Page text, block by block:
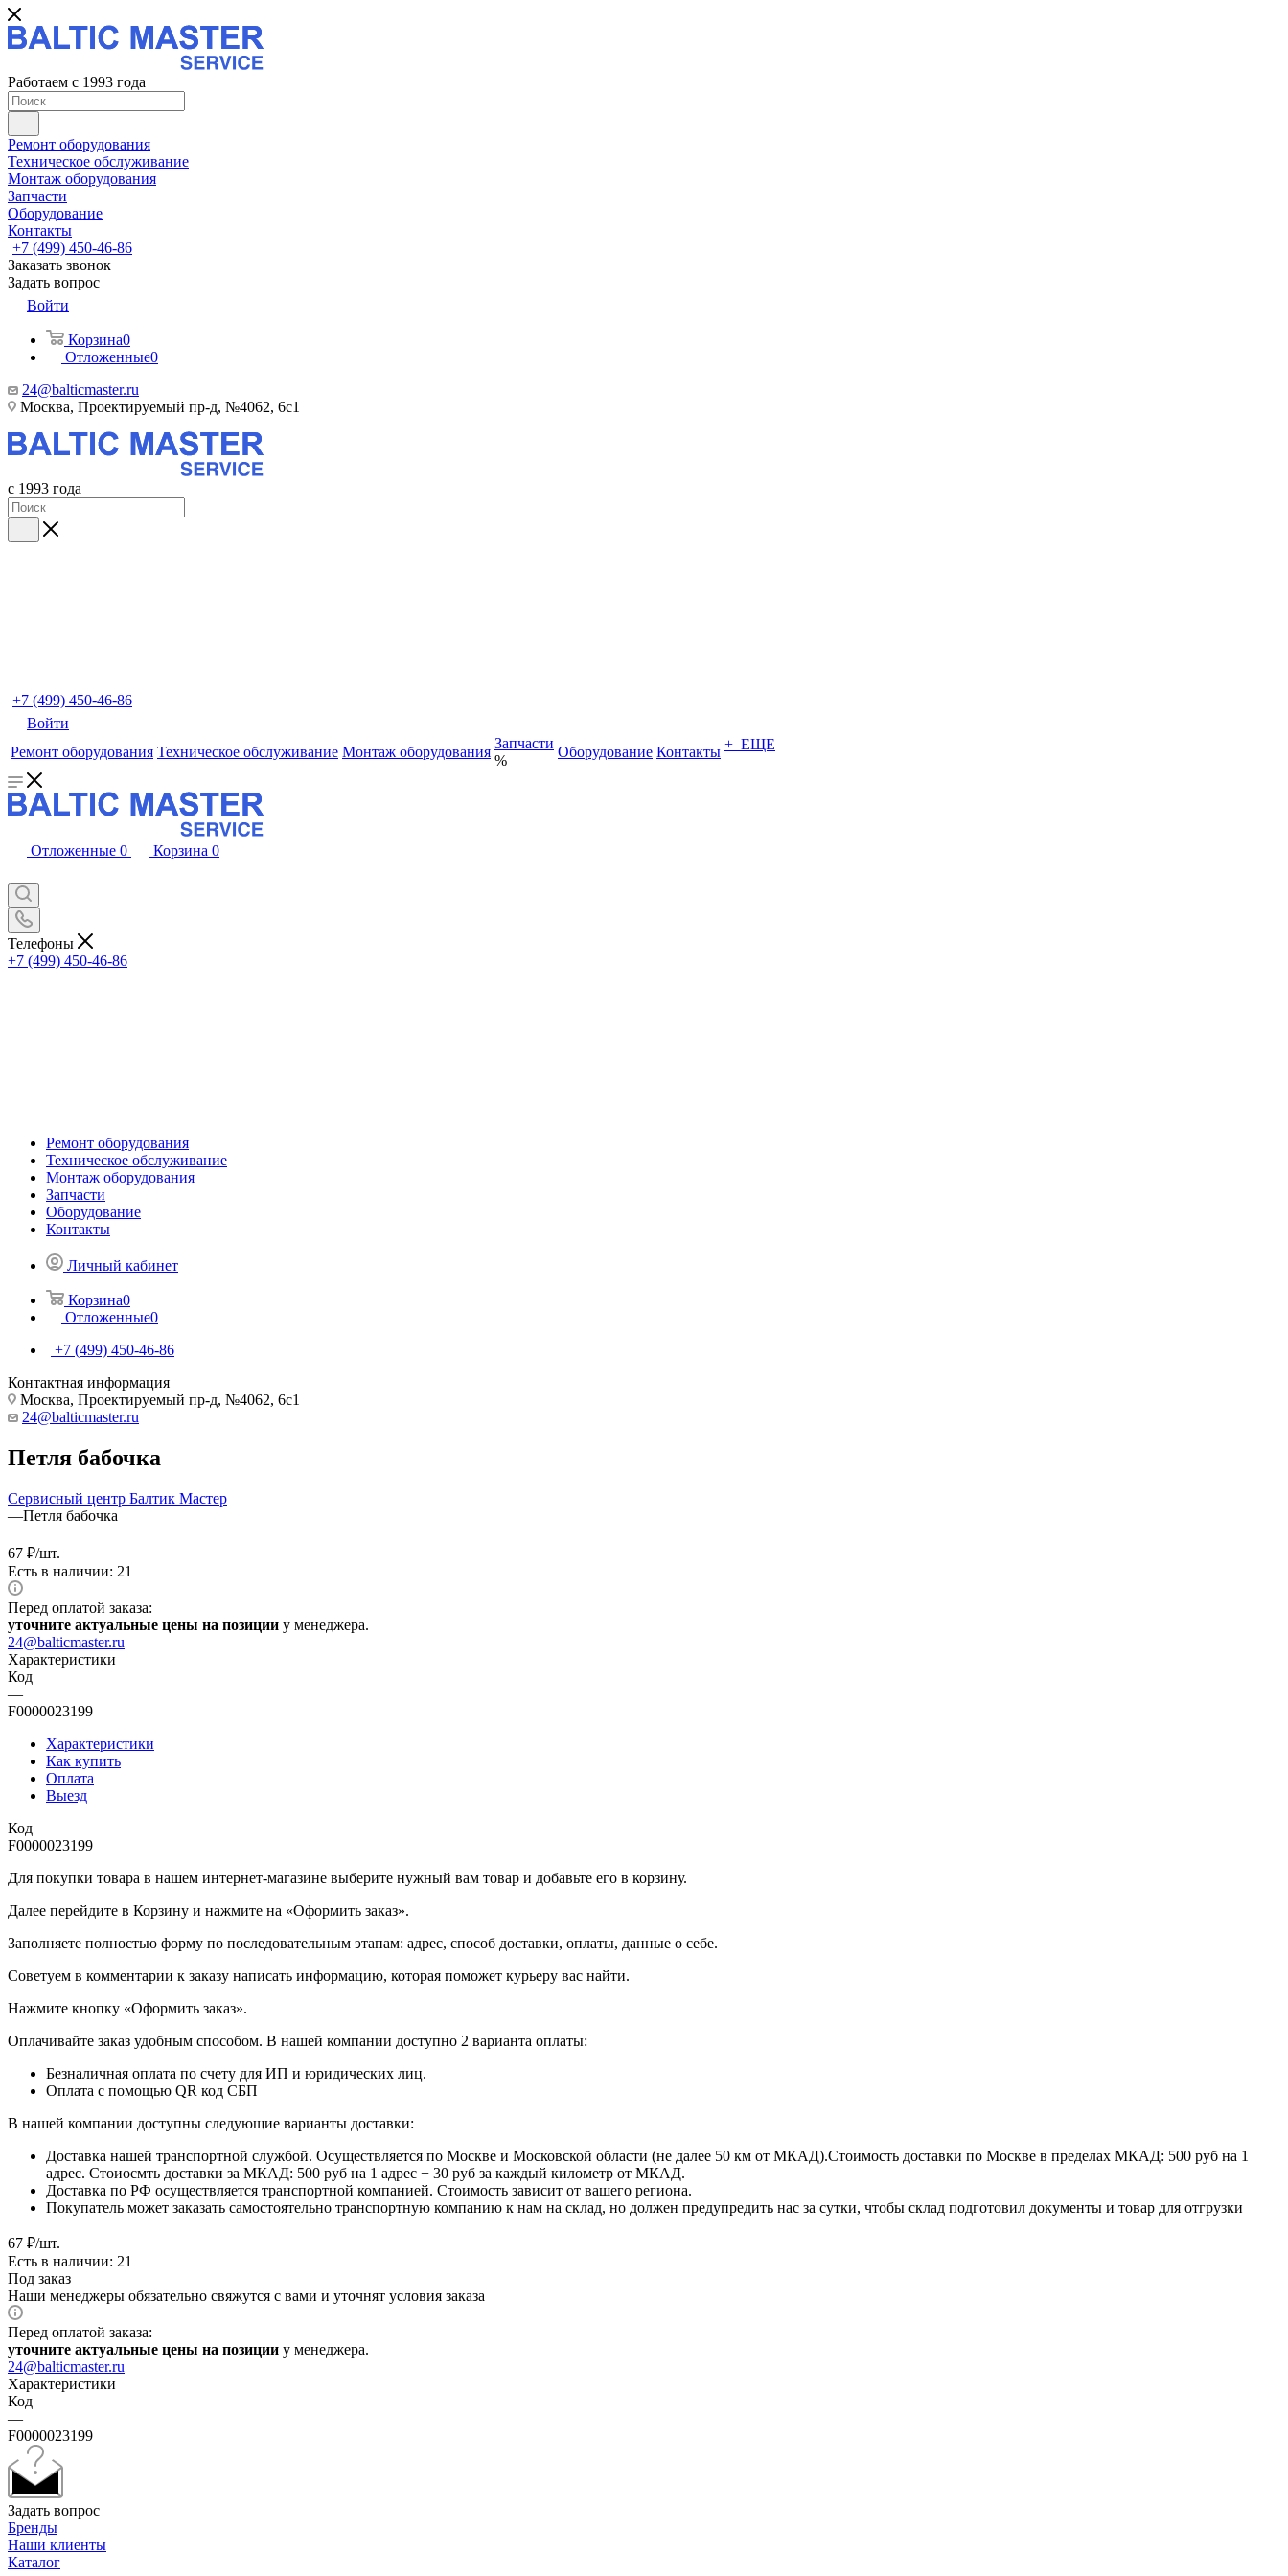
Работаем с 1993 года
Ремонт оборудования
Техническое обслуживание
Монтаж оборудования
Запчасти
Оборудование
Контакты
+7 (499) 450-46-86
Заказать звонок
Задать вопрос
Войти
Корзина0
Отложенные0
24@balticmaster.ru
Москва, Проектируемый пр-д, №4062, 6с1
с 1993 года
+7 (499) 450-46-86
Войти
Ремонт оборудования Техническое обслуживание Монтаж оборудования
Запчасти
%
Оборудование Контакты + ЕЩЕ
Отложенные 0 Корзина 0
Телефоны
+7 (499) 450-46-86
Ремонт оборудования
Техническое обслуживание
Монтаж оборудования
Запчасти
Оборудование
Контакты
Личный кабинет
Корзина0
Отложенные0
+7 (499) 450-46-86
Контактная информация
Москва, Проектируемый пр-д, №4062, 6с1
24@balticmaster.ru
Петля бабочка
Сервисный центр Балтик Мастер
—Петля бабочка
67 ₽/шт.
Есть в наличии: 21
Перед оплатой заказа:
уточните актуальные цены на позиции у менеджера.
24@balticmaster.ru
Характеристики
Код
—
F0000023199
Характеристики
Как купить
Оплата
Выезд
Код
F0000023199
Для покупки товара в нашем интернет-магазине выберите нужный вам товар и добавьте его в корзину.
Далее перейдите в Корзину и нажмите на «Оформить заказ».
​​​​​​​Заполняете полностью форму по последовательным этапам: адрес, способ доставки, оплаты, данные о себе.
​​​​​​​Советуем в комментарии к заказу написать информацию, которая поможет курьеру вас найти.
​​​​​​​Нажмите кнопку «Оформить заказ».
Оплачивайте заказ удобным способом. В нашей компании доступно 2 варианта оплаты:
Безналичная оплата по счету для ИП и юридических лиц.
Оплата с помощью QR код СБП
В нашей компании доступны следующие варианты доставки:
Доставка нашей транспортной службой. Осуществляется по Москве и Московской области (не далее 50 км от МКАД).Стоимость доставки по Москве в пределах МКАД: 500 руб на 1
адрес. Стоиосмть доставки за МКАД: 500 руб на 1 адрес + 30 руб за каждый километр от МКАД.
Доставка по РФ осуществляется транспортной компанией. Стоимость зависит от вашего региона.
Покупатель может заказать самостоятельно транспортную компанию к нам на склад, но должен предупредить нас за сутки, чтобы склад подготовил документы и товар для отгрузки
67 ₽/шт.
Есть в наличии: 21
Под заказ
Наши менеджеры обязательно свяжутся с вами и уточнят условия заказа
Перед оплатой заказа:
уточните актуальные цены на позиции у менеджера.
24@balticmaster.ru
Характеристики
Код
—
F0000023199
Задать вопрос
Бренды
Наши клиенты
Каталог